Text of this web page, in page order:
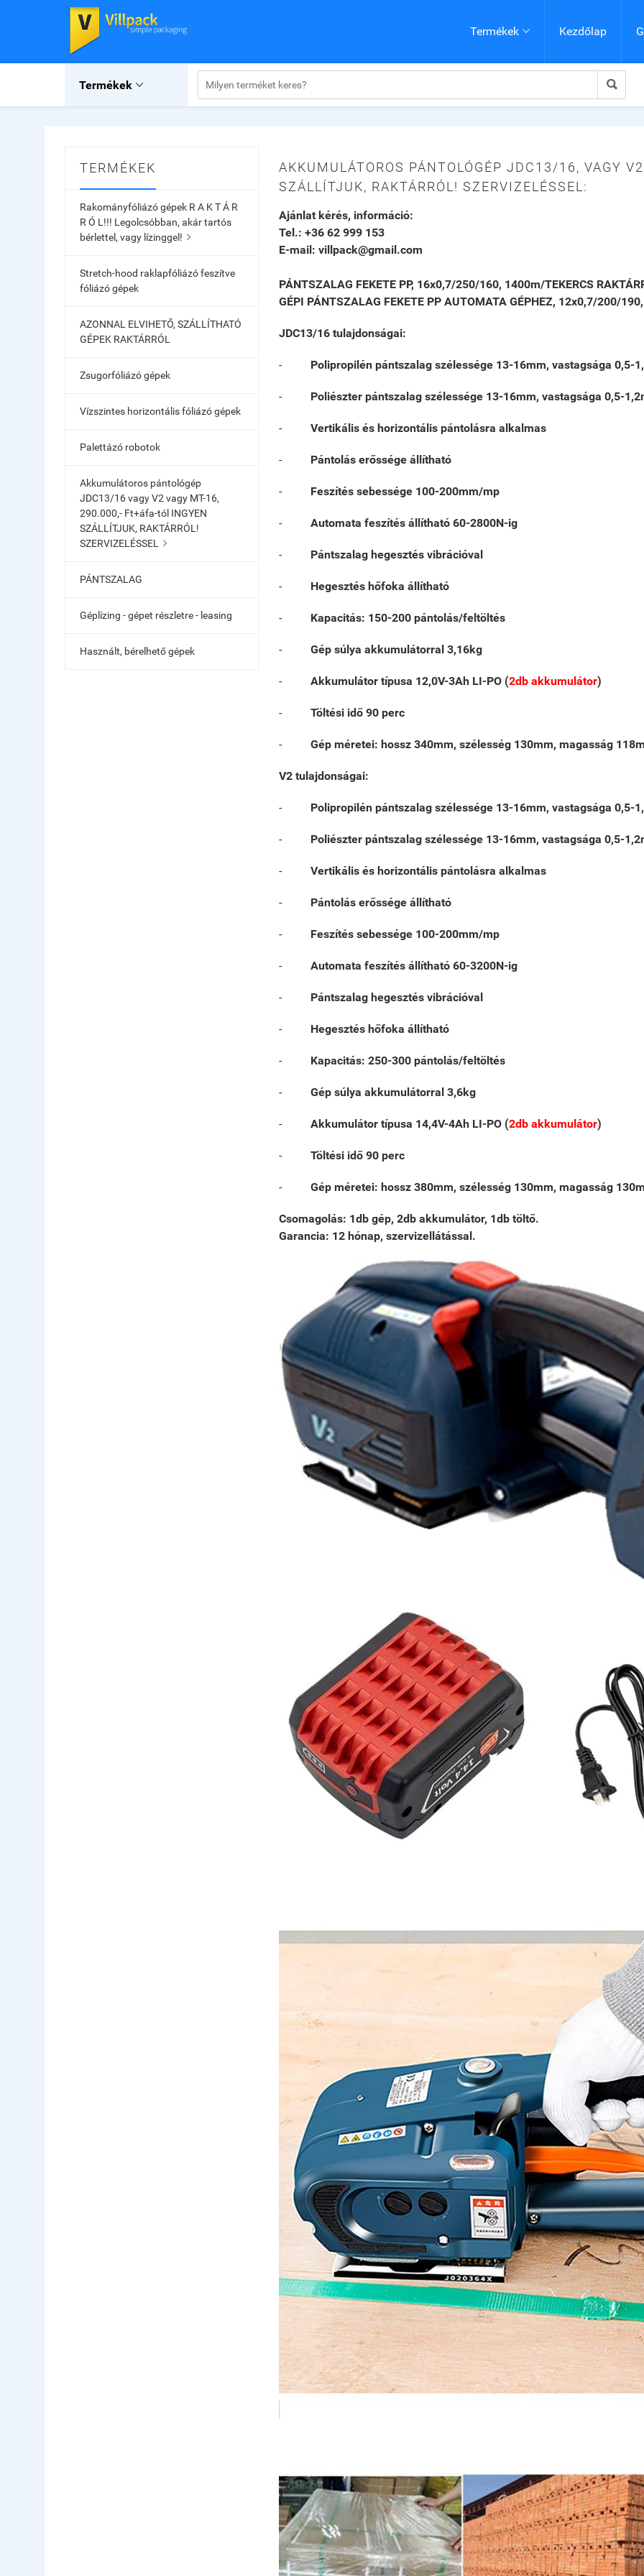
Termékek  Kezdőlap
Termékek  
TERMÉKEK
Rakományfóliázó gépek R A K T Á R
R Ó L!!! Legolcsóbban, akár tartós
bérlettel, vagy lízinggel! 
Stretch-hood raklapfóliázó feszítve
fóliázó gépek
AZONNAL ELVIHETŐ, SZÁLLÍTHATÓ
GÉPEK RAKTÁRRÓL
Zsugorfóliázó gépek
Vízszintes horizontális fóliázó gépek
Palettázó robotok
Akkumulátoros pántológép
JDC13/16 vagy V2 vagy MT-16,
290.000,- Ft+áfa-tól INGYEN
SZÁLLÍTJUK, RAKTÁRRÓL!
SZERVIZELÉSSEL

PÁNTSZALAG
Géplízing - gépet részletre - leasing
Használt, bérelhető gépek
AKKUMULÁTOROS PÁNTOLÓGÉP JDC13/16, VAGY
SZÁLLÍTJUK, RAKTÁRRÓL! SZERVIZELÉSSEL:
Ajánlat kérés, információ:
Tel.: +36 62 999 153
E-mail: villpack@gmail.com
PÁNTSZALAG FEKETE PP, 16x0,7/250/160, 1400m/TEKERCS
GÉPI PÁNTSZALAG FEKETE PP AUTOMATA GÉPHEZ, 12x0,7/200/
JDC13/16 tulajdonságai:
- Polipropilén pántszalag szélessége 13-16mm, vastagsága 0,5-
- Poliészter pántszalag szélessége 13-16mm, vastagsága 0,5-
- Vertikális és horizontális pántolásra alkalmas
- Pántolás erőssége állítható
- Feszítés sebessége 100-200mm/mp
- Automata feszítés állítható 60-2800N-ig
- Pántszalag hegesztés vibrációval
- Hegesztés hőfoka állítható
- Kapacitás: 150-200 pántolás/feltöltés
- Gép súlya akkumulátorral 3,16kg
- Akkumulátor típusa 12,0V-3Ah LI-PO (2db akkumulátor)
- Töltési idő 90 perc
- Gép méretei: hossz 340mm, szélesség 130mm, magasság
V2 tulajdonságai:
- Polipropilén pántszalag szélessége 13-16mm, vastagsága 0,5-
- Poliészter pántszalag szélessége 13-16mm, vastagsága 0,5-
- Vertikális és horizontális pántolásra alkalmas
- Pántolás erőssége állítható
- Feszítés sebessége 100-200mm/mp
- Automata feszítés állítható 60-3200N-ig
- Pántszalag hegesztés vibrációval
- Hegesztés hőfoka állítható
- Kapacitás: 250-300 pántolás/feltöltés
- Gép súlya akkumulátorral 3,6kg
- Akkumulátor típusa 14,4V-4Ah LI-PO (2db akkumulátor)
- Töltési idő 90 perc
- Gép méretei: hossz 380mm, szélesség 130mm, magasság
Csomagolás: 1db gép, 2db akkumulátor, 1db töltő.
Garancia: 12 hónap, szervizellátással.